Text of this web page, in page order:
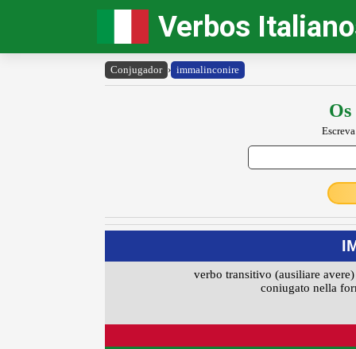
Verbos
Conjugador › immalinconire
verbo transitivo (ausiliare
coniugato nella